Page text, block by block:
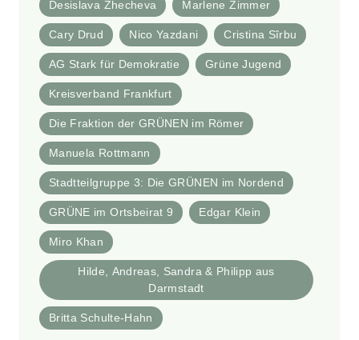
Desislava Zhecheva Marlene Zimmer
Cary Drud Nico Yazdani Cristina Sîrbu
AG Stark für Demokratie Grüne Jugend
Kreisverband Frankfurt
Die Fraktion der GRÜNEN im Römer
Manuela Rottmann
Stadtteilgruppe 3: Die GRÜNEN im Nordend
GRÜNE im Ortsbeirat 9 Edgar Klein
Miro Khan
Hilde, Andreas, Sandra & Philipp aus
Darmstadt
Britta Schulte-Hahn